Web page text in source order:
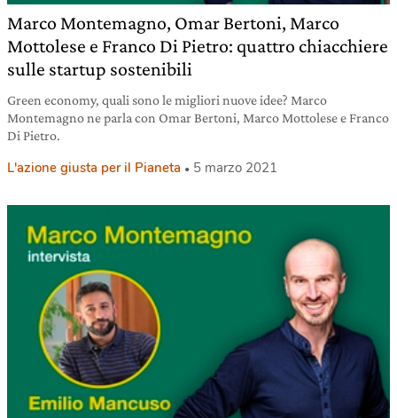
Marco Montemagno, Omar Bertoni, Marco
Mottolese e Franco Di Pietro: quattro chiacchiere
sulle startup sostenibili
Green economy, quali sono le migliori nuove idee? Marco
Montemagno ne parla con Omar Bertoni, Marco Mottolese e Franco
Di Pietro.
L'azione giusta per il Pianeta 5 marzo 2021